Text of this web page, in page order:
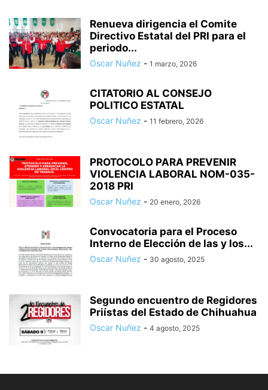
Renueva dirigencia el Comite
Directivo Estatal del PRI para el
periodo...
Oscar Nuñez - 1 marzo, 2026
CITATORIO AL CONSEJO
POLITICO ESTATAL
Oscar Nuñez - 11 febrero, 2026
PROTOCOLO PARA PREVENIR
VIOLENCIA LABORAL NOM-035-
2018 PRI
Oscar Nuñez - 20 enero, 2026
Convocatoria para el Proceso
Interno de Elección de las y los...
Oscar Nuñez - 30 agosto, 2025
Segundo encuentro de Regidores
Priístas del Estado de Chihuahua
Oscar Nuñez - 4 agosto, 2025